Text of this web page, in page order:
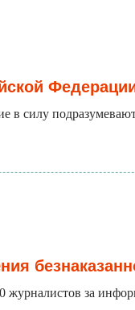
в силу
журналистов за